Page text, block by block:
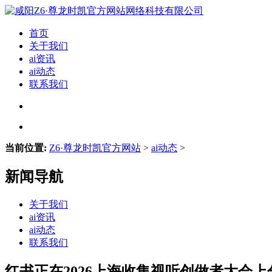
首页
关于我们
ai资讯
ai动态
联系我们
当前位置: Z6·尊龙时凯官方网站 > ai动态 >
新闻导航
关于我们
ai资讯
ai动态
联系我们